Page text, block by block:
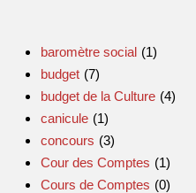
baromètre social (1)
budget (7)
budget de la Culture (4)
canicule (1)
concours (3)
Cour des Comptes (1)
Cours de Comptes (0)